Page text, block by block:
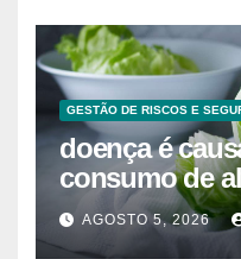
GESTÃO DE RISCOS E
doença é
consumo de
AGOSTO 5, 2026